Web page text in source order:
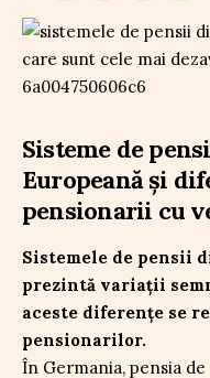
Sisteme de
Europeană și
pensionarii cu
Sistemele de pensii
prezintă variații
aceste diferențe se
pensionarilor.
În Germania, pensia